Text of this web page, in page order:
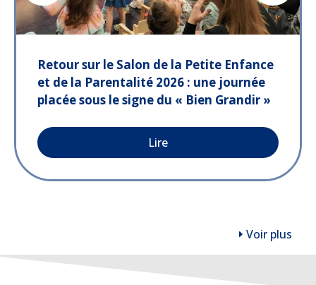
Retour sur le Salon de la Petite Enfance
et de la Parentalité 2026 : une journée
placée sous le signe du « Bien Grandir »
Lire
Voir plus